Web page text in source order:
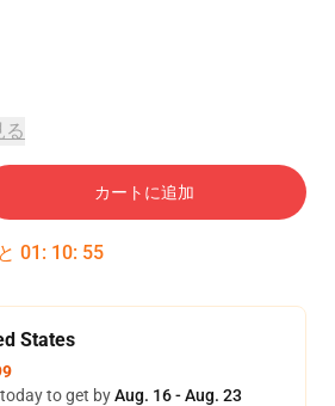
る
カートに追加
01 : 10: 54
States
to get byAug. 16 - Aug. 23